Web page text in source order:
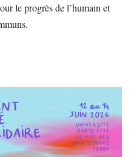
le progrès de l’humain et